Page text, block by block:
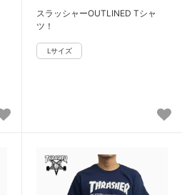
スラッシャーOUTLINED Tシャ
ツ！